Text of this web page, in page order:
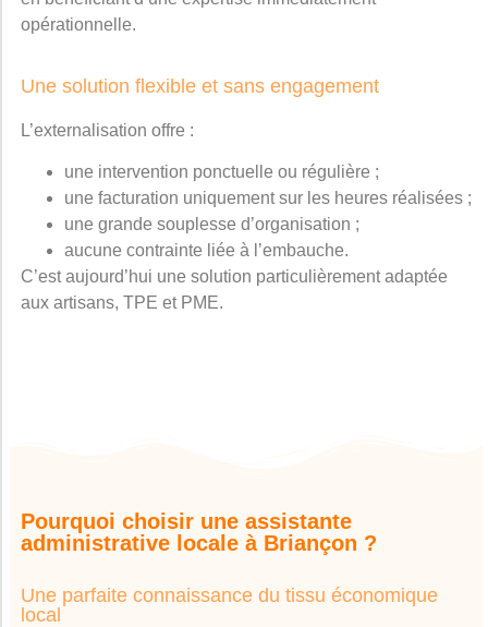
opérationnelle.
Une solution flexible et sans engagement
L’externalisation offre :
une intervention ponctuelle ou régulière ;
une facturation uniquement sur les heures réalisées ;
une grande souplesse d’organisation ;
aucune contrainte liée à l’embauche.
C’est aujourd’hui une solution particulièrement adaptée
aux artisans, TPE et PME.
Pourquoi choisir une assistante
administrative locale à Briançon ?
Une parfaite connaissance du tissu économique
local